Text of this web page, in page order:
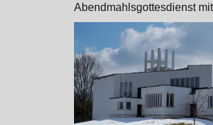
Abendmahlsgottesdienst